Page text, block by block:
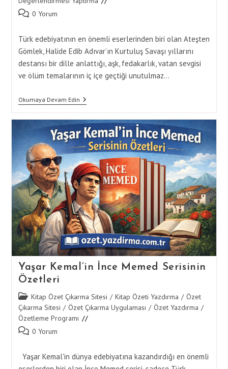
Post 0 Yorum
Türk edebiyatının en önemli eserlerinden biri olan Ateşten
Gömlek, Halide Edib Adıvar’ın Kurtuluş Savaşı yıllarını
destansı bir dille anlattığı, aşk, fedakarlık, vatan sevgisi
ve ölüm temalarının iç içe geçtiği unutulmaz…
Okumaya Devam EdinHalide
Ateşten
Gömlek
Özeti
–
Kurtuluş
Savaşı
Romanı
Yaşar Kemal’in İnce Memed Serisinin
Özetleri
Post
category:
Kitap Özet Çıkarma Sitesi / Kitap Özeti Yazdırma / Özet
Çıkarma Sitesi / Özet Çıkarma Uygulaması / Özet Yazdırma /
Özetleme Programı
Post 0 Yorum
Yaşar Kemal'in dünya edebiyatına kazandırdığı en önemli